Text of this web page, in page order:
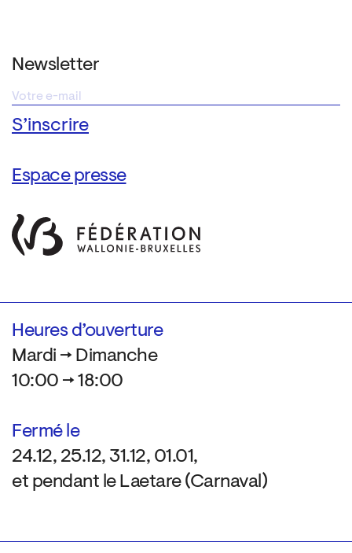
Newsletter
Espace presse
Heures d’ouverture
Mardi → Dimanche
10:00 → 18:00
Fermé le
24.12, 25.12, 31.12, 01.01,
et pendant le Laetare (Carnaval)